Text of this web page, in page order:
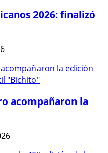
2026: finalizó
acompañaron la